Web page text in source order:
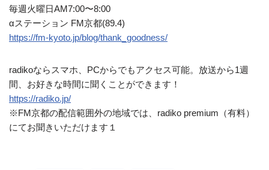
毎週火曜日AM7:00〜8:00
αステーション FM京都(89.4)
https://fm-kyoto.jp/blog/thank_goodness/
radikoならスマホ、PCからでもアクセス可能。放送から1週
間、お好きな時間に聞くことができます！
https://radiko.jp/
※FM京都の配信範囲外の地域では、radiko premium（有料）
にてお聞きいただけます１